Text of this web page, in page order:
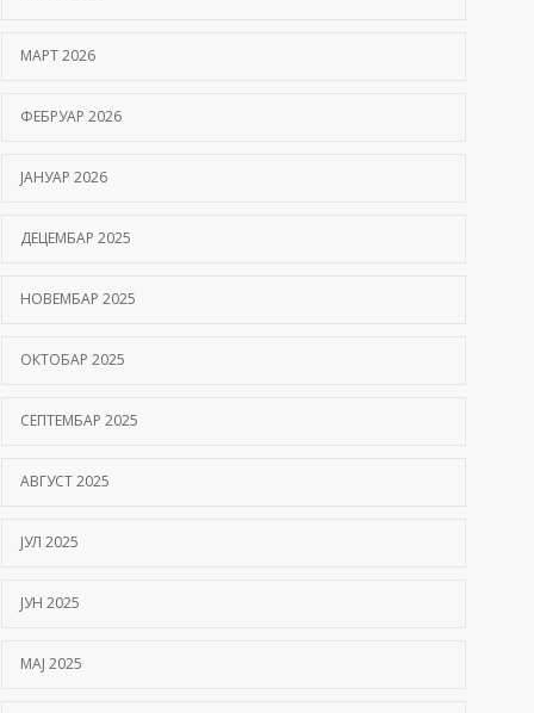
Hemofilija: Kako prepoznati simptome i kada se
09/06/2026
Kako hiperbarična komora pomaže oporavak
01/06/2026
МАРТ 2026
ФЕБРУАР 2026
ЈАНУАР 2026
ДЕЦЕМБАР 2025
НОВЕМБАР 2025
ОКТОБАР 2025
СЕПТЕМБАР 2025
АВГУСТ 2025
ЈУЛ 2025
ЈУН 2025
МАЈ 2025